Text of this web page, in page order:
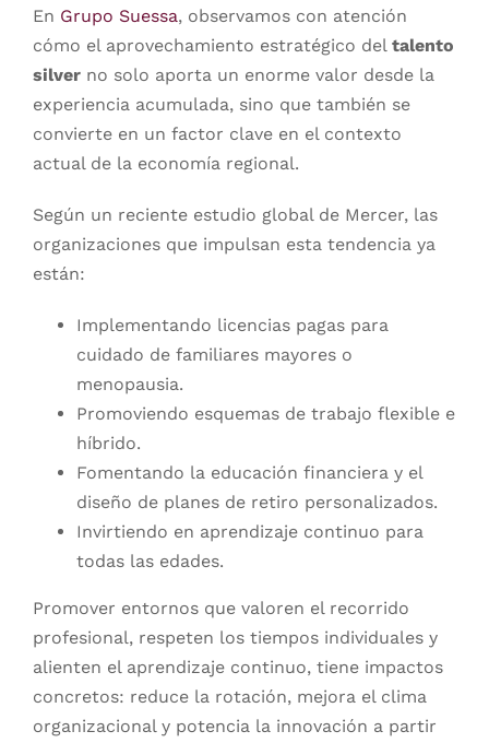
En Grupo Suessa, observamos con atención
cómo el aprovechamiento estratégico del talento
silver no solo aporta un enorme valor desde la
experiencia acumulada, sino que también se
convierte en un factor clave en el contexto
actual de la economía regional.
Según un reciente estudio global de Mercer, las
organizaciones que impulsan esta tendencia ya
están:
Implementando licencias pagas para
cuidado de familiares mayores o
menopausia.
Promoviendo esquemas de trabajo flexible e
híbrido.
Fomentando la educación financiera y el
diseño de planes de retiro personalizados.
Invirtiendo en aprendizaje continuo para
todas las edades.
Promover entornos que valoren el recorrido
profesional, respeten los tiempos individuales y
alienten el aprendizaje continuo, tiene impactos
concretos: reduce la rotación, mejora el clima
organizacional y potencia la innovación a partir